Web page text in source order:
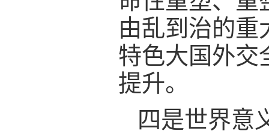
由乱到治的重
特色大国外交
提升。
四是世界意